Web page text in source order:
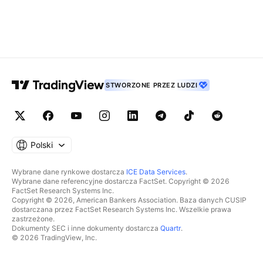
STWORZONE PRZEZ LUDZI
Polski
Wybrane dane rynkowe dostarcza ICE Data Services.
Wybrane dane referencyjne dostarcza FactSet. Copyright © 2026
FactSet Research Systems Inc.
Copyright © 2026, American Bankers Association. Baza danych CUSIP
dostarczana przez FactSet Research Systems Inc. Wszelkie prawa
zastrzeżone.
Dokumenty SEC i inne dokumenty dostarcza Quartr.
© 2026 TradingView, Inc.